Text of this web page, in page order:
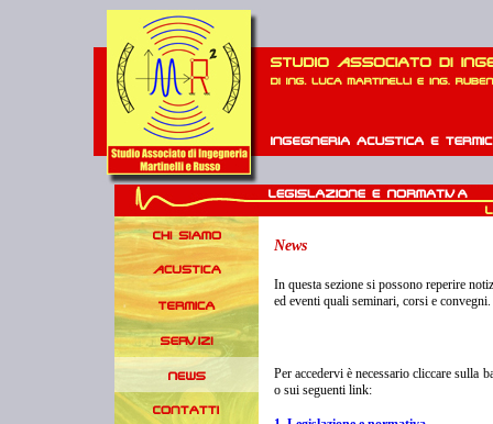
News
In questa sezione si possono reperire
ed eventi quali seminari, corsi e convegni.
Per accedervi è necessario cliccare sulla
o sui seguenti link: